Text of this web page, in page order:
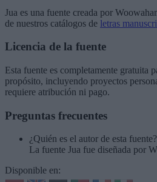
Jua es una fuente creada por
de nuestros catálogos de letras
Licencia de la fuente
Esta fuente es completamente gratuita
propósito, incluyendo proyectos
requiere atribución ni pago.
Preguntas frecuentes
¿Quién es el autor de esta fuente?
La fuente Jua fue diseñada por
Disponible en: